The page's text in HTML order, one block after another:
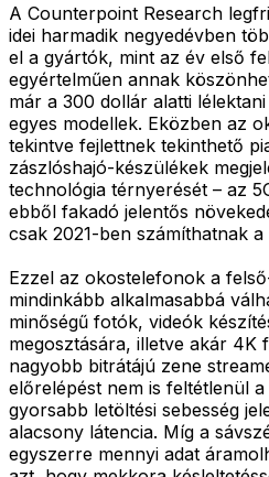
A Counterpoint Research
idei harmadik negyedévben
el a gyártók, mint az év első
egyértelműen annak
már a 300 dollár alatti
egyes modellek. Eközben az
tekintve fejlettnek tekinthető
zászlóshajó-készülékek
technológia térnyerését – az
ebből fakadó jelentős
csak 2021-ben számíthatnak
Ezzel az okostelefonok a
mindinkább alkalmasabbá
minőségű fotók, videók
megosztására, illetve akár 4K
nagyobb bitrátájú zene
előrelépést nem is feltétlenül
gyorsabb letöltési sebesség
alacsony látencia. Míg a
egyszerre mennyi adat